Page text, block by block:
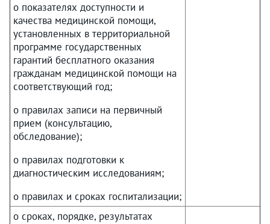
о показателях доступности и
качества медицинской помощи,
установленных в территориальной
программе государственных
гарантий бесплатного оказания
гражданам медицинской помощи на
соответствующий год;
о правилах записи на первичный
прием (консультацию,
обследование);
о правилах подготовки к
диагностическим исследованиям;
о правилах и сроках госпитализации;
о сроках, порядке, результатах